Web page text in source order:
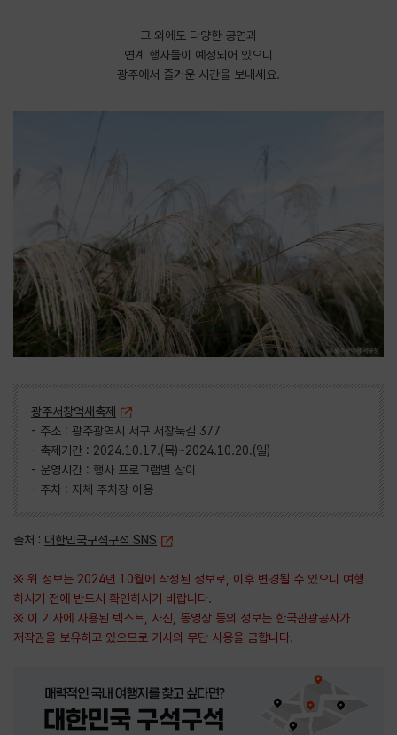
그 외에도 다양한 공연과
연계 행사들이 예정되어 있으니
광주에서 즐거운 시간을 보내세요.
광주서창억새축제
- 주소 : 광주광역시 서구 서창둑길 377
- 축제기간 : 2024.10.17.(목)~2024.10.20.(일)
- 운영시간 : 행사 프로그램별 상이
- 주차 : 자체 주차장 이용
출처 : 대한민국구석구석 SNS
※ 위 정보는 2024년 10월에 작성된 정보로, 이후 변경될 수 있으니 여행
하시기 전에 반드시 확인하시기 바랍니다.
※ 이 기사에 사용된 텍스트, 사진, 동영상 등의 정보는 한국관광공사가
저작권을 보유하고 있으므로 기사의 무단 사용을 금합니다.